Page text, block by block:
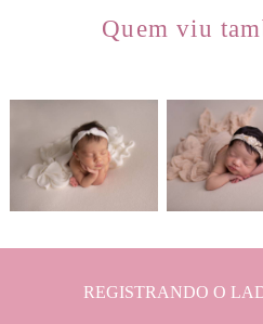
Quem viu
731 1210
REGISTRANDO O